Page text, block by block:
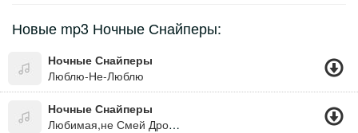
Новые mp3 Ночные Снайперы:
Ночные Снайперы
Люблю-Не-Люблю
Ночные Снайперы
Любимая,не Смей Дрожать